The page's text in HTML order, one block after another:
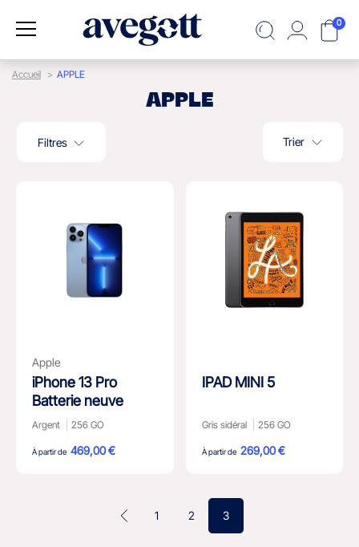
Accueil APPLE
APPLE
Filtres Trier
Apple
iPhone 13 Pro
Batterie neuve
Argent 256 GO
À partir de 469,00 €
IPAD MINI 5
Gris sidéral 256 GO
À partir de 269,00 €
1 2 3
0